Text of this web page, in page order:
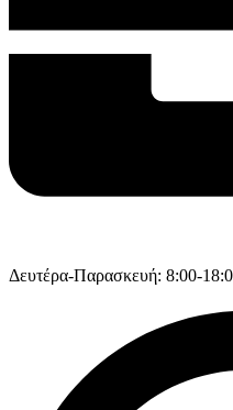
Δευτέρα-Παρασκευή: 8:00-